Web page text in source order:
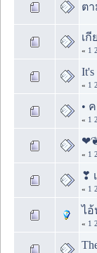
ต
เกี
« 1 2
« 1 2
•
« 1 2
« 1 2
❣︎
« 1 2
ไ
« 1 2